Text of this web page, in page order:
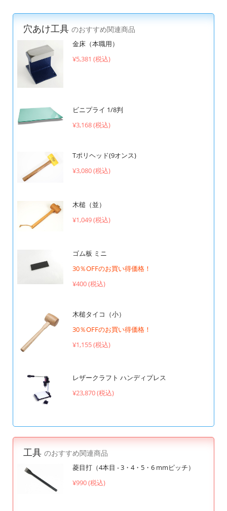
穴あけ工具 のおすすめ関連商品
金床（本職用）
¥5,381 (税込)
ビニプライ 1/8判
¥3,168 (税込)
Tポリヘッド(9オンス)
¥3,080 (税込)
木槌（並）
¥1,049 (税込)
ゴム板 ミニ
30％OFFのお買い得価格！
¥400 (税込)
木槌タイコ（小）
30％OFFのお買い得価格！
¥1,155 (税込)
レザークラフト ハンディプレス
¥23,870 (税込)
工具 のおすすめ関連商品
菱目打（4本目 - 3・4・5・6 mmピッチ）
¥990 (税込)